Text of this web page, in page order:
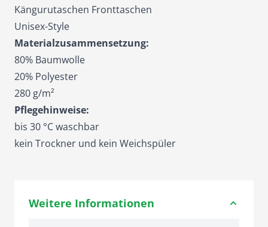
Kängurutaschen Fronttaschen
Unisex-Style
Materialzusammensetzung:
80% Baumwolle
20% Polyester
280 g/m²
Pflegehinweise:
bis 30 °C waschbar
kein Trockner und kein Weichspüler
Weitere Informationen